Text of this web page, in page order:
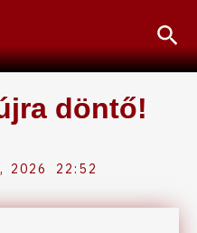
döntő!
2026 22:52